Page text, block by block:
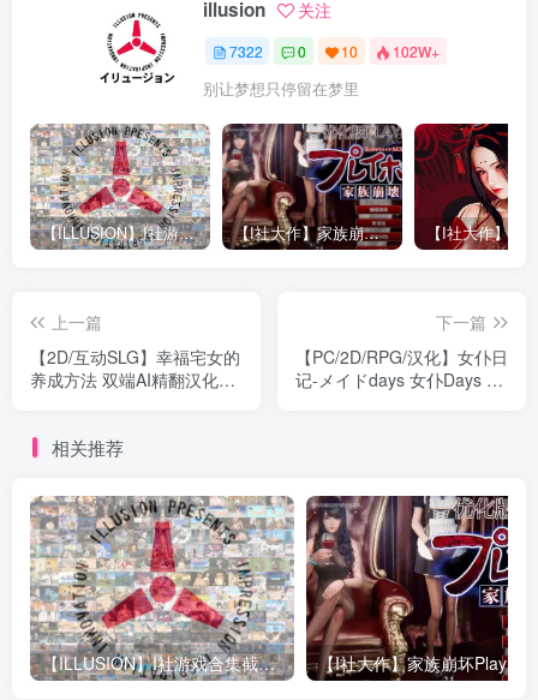
illusion 关注
7322 0 10 102W+
别让梦想只停留在梦里
【ILLUSION】I社游戏合集截至2025 无修正汉化硬盘纯净版手慢无[微云/OD] 【I社大作】家族崩坏Playhome 终极12.0收藏版新整合【85G/补档福利】【年费会员专享，手慢无】
上一篇
【2D/互动SLG】幸福宅女的
养成方法 双端AI精翻汉化版
下一篇
【PC/2D/RPG/汉化】女仆日
记-メイドdays 女仆Days DL
相关推荐
【ILLUSION】I社游戏合集截至2025 无修正汉化硬盘纯净版手慢无[微云/OD]